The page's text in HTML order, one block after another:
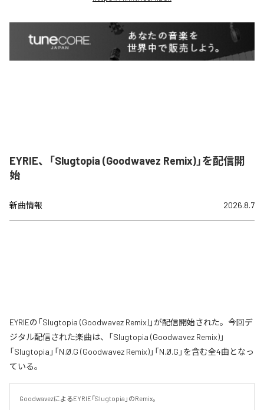
EYRIE、「Slugtopia (Goodwavez Remix)」を配信開
始
新曲情報 2026.8.7
EYRIEの「Slugtopia (Goodwavez Remix)」が配信開始された。今回デ
ジタル配信された楽曲は、「Slugtopia (Goodwavez Remix)」
「Slugtopia」「N.Ø.G (Goodwavez Remix)」「N.Ø.G」を含む全4曲となっ
ている。
GoodwavezによるEYRIE「Slugtopia」のRemix。